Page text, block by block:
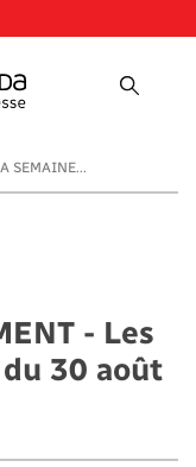
SEMAINE...
- Les
30 août